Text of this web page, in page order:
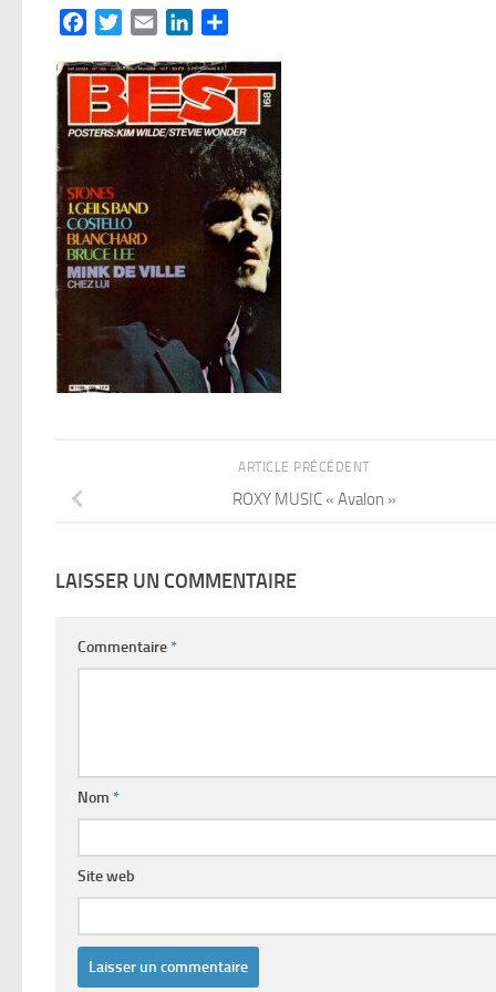
FacebookTwitterEmail LinkedIn
ARTICLE PRÉCÉDENT
ROXY MUSIC « Avalon »
LAISSER UN COMMENTAIRE
Commentaire*
Nom *
Site web